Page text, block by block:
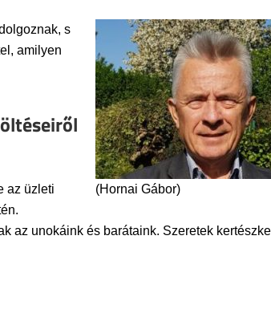
(Hornai Gábor)
s
amilyen
az üzleti
az unokáink és barátaink. Szeretek